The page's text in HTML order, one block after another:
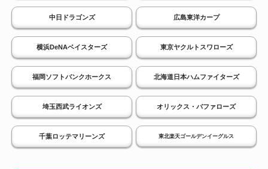
中日ドラゴンズ 広島東洋カープ
横浜DeNAベイスターズ 東京ヤクルトスワローズ
福岡ソフトバンクホークス 北海道日本ハムファイターズ
埼玉西武ライオンズ オリックス・バファローズ
千葉ロッテマリーンズ 東北楽天ゴールデンイーグルス